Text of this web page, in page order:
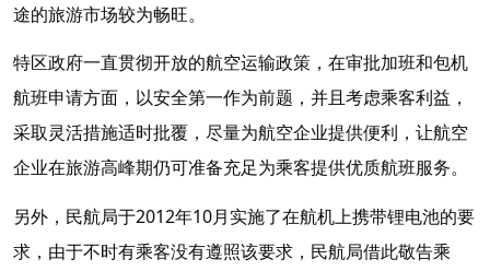
途的旅游市场较为畅旺。
特区政府一直贯彻开放的航空运输政策，在审批加班和包机
航班申请方面，以安全第一作为前题，并且考虑乘客利益，
采取灵活措施适时批覆，尽量为航空企业提供便利，让航空
企业在旅游高峰期仍可准备充足为乘客提供优质航班服务。
另外，民航局于2012年10月实施了在航机上携带锂电池的要
求，由于不时有乘客没有遵照该要求，民航局借此敬告乘